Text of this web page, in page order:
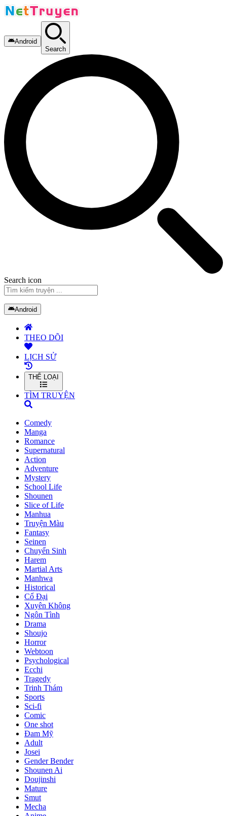
Android
Search
Search icon
Android
THEO DÕI
LỊCH SỬ
THỂ LOẠI
TÌM TRUYỆN
Comedy
Manga
Romance
Supernatural
Action
Adventure
Mystery
School Life
Shounen
Slice of Life
Manhua
Truyện Màu
Fantasy
Seinen
Chuyển Sinh
Harem
Martial Arts
Manhwa
Historical
Cổ Đại
Xuyên Không
Ngôn Tình
Drama
Shoujo
Horror
Webtoon
Psychological
Ecchi
Tragedy
Trinh Thám
Sports
Sci-fi
Comic
One shot
Đam Mỹ
Adult
Josei
Gender Bender
Shounen Ai
Doujinshi
Mature
Smut
Mecha